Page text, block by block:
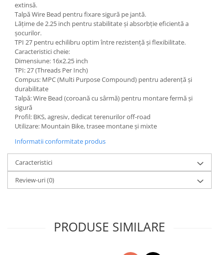
extinsă.
Talpă Wire Bead pentru fixare sigură pe jantă.
Lățime de 2.25 inch pentru stabilitate și absorbție eficientă a
șocurilor.
TPI 27 pentru echilibru optim între rezistență și flexibilitate.
Caracteristici cheie:
Dimensiune: 16x2.25 inch
TPI: 27 (Threads Per Inch)
Compus: MPC (Multi Purpose Compound) pentru aderență și
durabilitate
Talpă: Wire Bead (coroană cu sârmă) pentru montare fermă și
sigură
Profil: BKS, agresiv, dedicat terenurilor off-road
Utilizare: Mountain Bike, trasee montane și mixte
Informatii conformitate produs
Caracteristici
Review-uri(0)
PRODUSE SIMILARE